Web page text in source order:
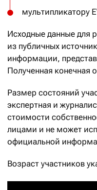
мультипликатору
Исходные данные для
из публичных
информации,
Полученная конечная
Размер состояний
экспертная и
стоимости
лицами и не может
официальной
Возраст участников